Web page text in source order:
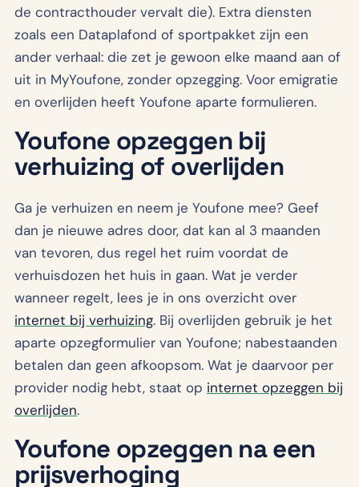
de contracthouder vervalt die). Extra diensten
zoals een Dataplafond of sportpakket zijn een
ander verhaal: die zet je gewoon elke maand aan of
uit in MyYoufone, zonder opzegging. Voor emigratie
en overlijden heeft Youfone aparte formulieren.
Youfone opzeggen bij
verhuizing of overlijden
Ga je verhuizen en neem je Youfone mee? Geef
dan je nieuwe adres door, dat kan al 3 maanden
van tevoren, dus regel het ruim voordat de
verhuisdozen het huis in gaan. Wat je verder
wanneer regelt, lees je in ons overzicht over
internet bij verhuizing. Bij overlijden gebruik je het
aparte opzegformulier van Youfone; nabestaanden
betalen dan geen afkoopsom. Wat je daarvoor per
provider nodig hebt, staat op internet opzeggen bij
overlijden.
Youfone opzeggen na een
prijsverhoging